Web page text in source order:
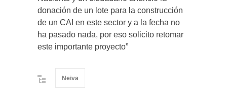
donación de un lote para la construcción
de un CAI en este sector y a la fecha no
ha pasado nada, por eso solicito retomar
este importante proyecto”
Neiva